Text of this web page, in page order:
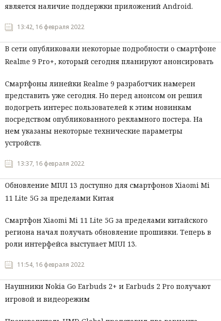
является наличие поддержки приложений Android.
13:42, 16 февраля 2022
В сети опубликовали некоторые подробности о смартфоне
Realme 9 Pro+, который сегодня планируют анонсировать
Смартфоны линейки Realme 9 разработчик намерен
представить уже сегодня. Но перед анонсом он решил
подогреть интерес пользователей к этим новинкам
посредством опубликованного рекламного постера. На
нем указаны некоторые технические параметры
устройств.
13:37, 16 февраля 2022
Обновление MIUI 13 доступно для смартфонов Xiaomi Mi
11 Lite 5G за пределами Китая
Смартфон Xiaomi Mi 11 Lite 5G за пределами китайского
региона начал получать обновление прошивки. Теперь в
роли интерфейса выступает MIUI 13.
11:54, 16 февраля 2022
Наушники Nokia Go Earbuds 2+ и Earbuds 2 Pro получают
игровой и видеорежим